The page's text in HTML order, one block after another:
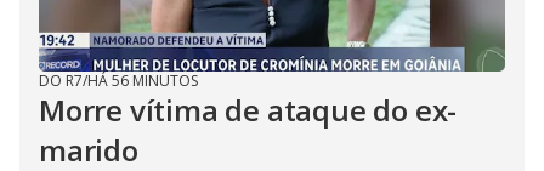
DO R7/HÁ 56 MINUTOS
Morre vítima de ataque do ex-
marido